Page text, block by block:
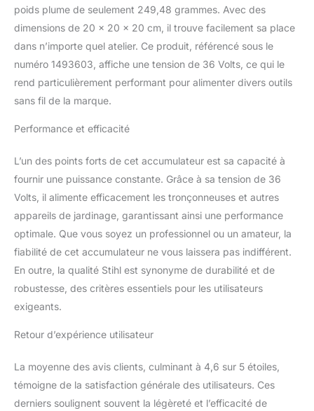
poids plume de seulement 249,48 grammes. Avec des
dimensions de 20 x 20 x 20 cm, il trouve facilement sa place
dans n’importe quel atelier. Ce produit, référencé sous le
numéro 1493603, affiche une tension de 36 Volts, ce qui le
rend particulièrement performant pour alimenter divers outils
sans fil de la marque.
Performance et efficacité
L’un des points forts de cet accumulateur est sa capacité à
fournir une puissance constante. Grâce à sa tension de 36
Volts, il alimente efficacement les tronçonneuses et autres
appareils de jardinage, garantissant ainsi une performance
optimale. Que vous soyez un professionnel ou un amateur, la
fiabilité de cet accumulateur ne vous laissera pas indifférent.
En outre, la qualité Stihl est synonyme de durabilité et de
robustesse, des critères essentiels pour les utilisateurs
exigeants.
Retour d’expérience utilisateur
La moyenne des avis clients, culminant à 4,6 sur 5 étoiles,
témoigne de la satisfaction générale des utilisateurs. Ces
derniers soulignent souvent la légèreté et l’efficacité de